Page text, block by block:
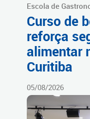
Escola de
Curso de
reforça
alimentar
Curitiba
05/08/2026